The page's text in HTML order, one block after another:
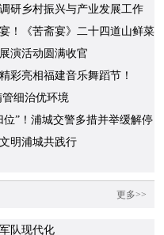
研乡村振兴与产业发展工作
！《苦斋宴》二十四道山鲜菜
演活动圆满收官
彩亮相福建音乐舞蹈节！
细治优环境
位”！浦城交警多措并举缓解停
明浦城共践行
更多>>
队现代化